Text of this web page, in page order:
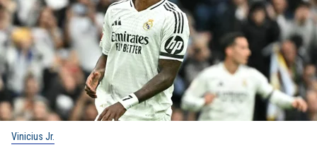
Vinicius Jr.